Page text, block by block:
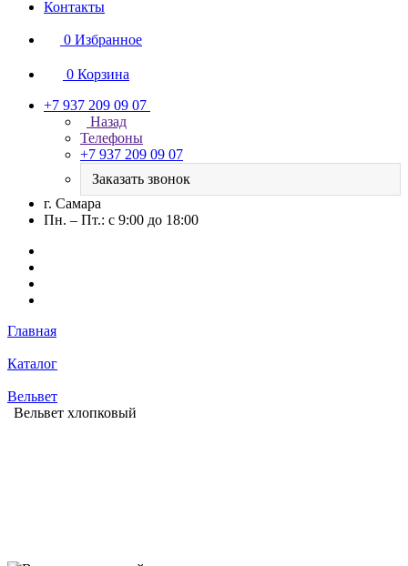
Контакты
0 Избранное
0 Корзина
+7 937 209 09 07
Назад
Телефоны
+7 937 209 09 07
Заказать звонок
г. Самара
Пн. – Пт.: с 9:00 до 18:00
Главная
Каталог
Вельвет
Вельвет хлопковый